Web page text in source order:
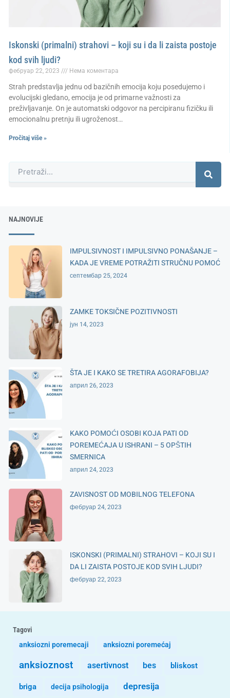
Iskonski (primalni) strahovi – koji su i da li zaista postoje
kod svih ljudi?
фебруар 22, 2023 Нема коментара
Strah predstavlja jednu od bazičnih emocija koju posedujemo i
evolucijski gledano, emocija je od primarne važnosti za
preživljavanje. On je automatski odgovor na percipiranu fizičku ili
emocionalnu pretnju ili ugroženost…
Pročitaj više »
NAJNOVIJE
IMPULSIVNOST I IMPULSIVNO PONAŠANJE –
KADA JE VREME POTRAŽITI STRUČNU POMOĆ
септембар 25, 2024
ZAMKE TOKSIČNE POZITIVNOSTI
јун 14, 2023
ŠTA JE I KAKO SE TRETIRA AGORAFOBIJA?
април 26, 2023
KAKO POMOĆI OSOBI KOJA PATI OD
POREMEĆAJA U ISHRANI – 5 OPŠTIH
SMERNICA
април 24, 2023
ZAVISNOST OD MOBILNOG TELEFONA
фебруар 24, 2023
ISKONSKI (PRIMALNI) STRAHOVI – KOJI SU I
DA LI ZAISTA POSTOJE KOD SVIH LJUDI?
фебруар 22, 2023
Tagovi
anksiozni poremecaji
anksiozni poremećaj
anksioznost asertivnost bes bliskost
briga decija psihologija depresija